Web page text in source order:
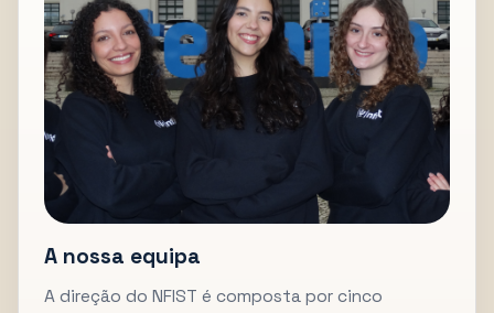
A nossa equipa
A direção do NFIST é composta por cinco